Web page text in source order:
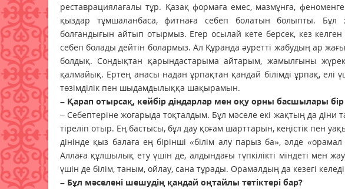
реставрациялағалы тұр. Қазақ формаға емес, мазмұнға,
қыздар тұмшаланбаса, фитнаға себеп болатын болыпты. Бұл
болғандығын айтып отырмыз. Егер осылай кете берсек, кез
себеп болады дейтін болармыз. Ал Құранда әуретті жабудың ар
болдық. Сондықтан қарындастарыма айтарым, жамылғыны
қалмайық. Ертең анасы надан ұрпақтан қандай білімді ұрпақ,
төзімділік пен шыдамдылыққа шақырамын.
– Қарап отырсақ, кейбір діндарлар мен оқу орны басшылары бір
– Себептеріне жоғарыда тоқталдым. Бұл мәселе екі жақтың да
тіреліп отыр. Ең бастысы, бұл дау қоғам шарттарын, кеңістік пен
дінінде қыз балаға ең бірінші «білім алу парыз ба», әлде
Аллаға құлшылық ету үшін де, алдындағы түпкілікті міндеті мен
үшін де білім, таным, ойлау, сана тұрады. Орамалдың да кезегі
– Бұл мәселені шешудің қандай оңтайлы тетіктері бар?